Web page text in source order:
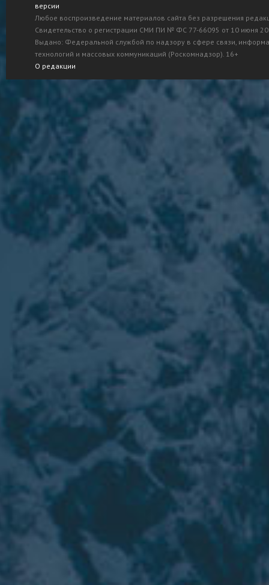
версии
Любое воспроизведение материалов сайта без разрешения
Свидетельство о регистрации СМИ ПИ № ФС 77-66095 от 10 июня
Выдано: Федеральной службой по надзору в сфере связи,
технологий и массовых коммуникаций (Роскомнадзор). 16+
О редакции